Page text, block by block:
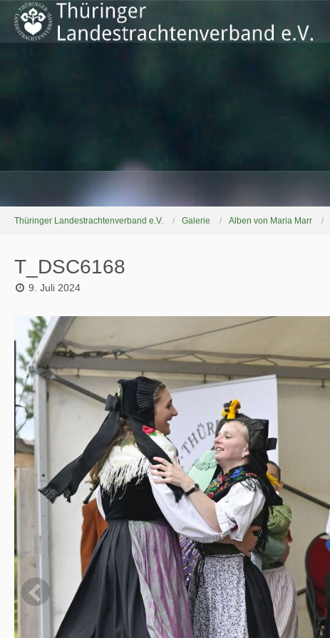
Thüringer Landestrachtenverband e.V. Galerie Alben von Maria Marr
T_DSC6168
9. Juli 2024